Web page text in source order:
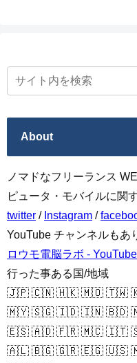
About
ノマドなフリーランス
ピュータ・モバイルに関
twitter / Instagram /
YouTube チャンネルもあ
ロウモ電脳ラボ - YouTube
行った事ある国/地域
🇯🇵 🇨🇳 🇭🇰 🇲🇴 🇹🇼
🇲🇾 🇸🇬 🇮🇩 🇮🇳 🇧🇩
🇪🇸 🇦🇩 🇫🇷 🇲🇨 🇮🇹
🇦🇱 🇧🇬 🇬🇷 🇪🇬 🇺🇸